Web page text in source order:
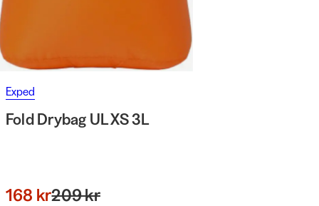
Exped
Fold Drybag UL XS 3L
168 kr209 kr